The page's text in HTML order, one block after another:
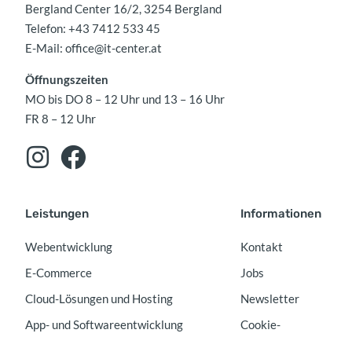
Bergland Center 16/2, 3254 Bergland
Telefon:+43 7412 533 45
E-Mail:office@it-center.at
Öffnungszeiten
MO bis DO 8 – 12 Uhr und 13 – 16 Uhr
FR 8 – 12 Uhr
Leistungen
Webentwicklung
E-Commerce
Cloud-Lösungen und Hosting
App- und Softwareentwicklung
Informationen
Kontakt
Jobs
Newsletter
Cookie-